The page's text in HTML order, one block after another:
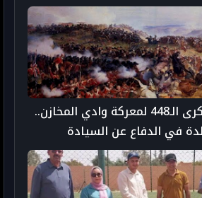
المغرب يخلد الذكرى الـ448 لمعركة وادي المخازن..
في الدفاع عن السيادة